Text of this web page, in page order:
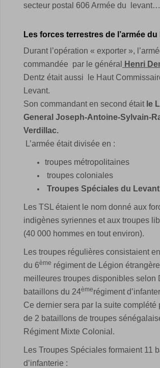
secteur postal 606 Armée du levant…
Les forces terrestres de l’armée
Durant l’opération « exporter »,
commandée par le général
Henri
Dentz était aussi le Haut
Levant.
Son commandant en second était le
General Joseph-Antoine-Sylvain-
Verdillac.
L’armée était divisée en :
troupes métropolitaines
troupes coloniales
Troupes Spéciales du
Les TSL étaient le nom donné aux
indigènes syriennes et aux troupes
(40 000 hommes en tout environ).
Les troupes régulières consistaient
du 6ème régiment de Légion
meilleures troupes disponibles selon
bataillons du 24èmerégiment
Ce dernier sera par la suite complété
de 2 bataillons de troupes
Régiment Mixte Colonial.
Les Troupes Spéciales formaient 11
d’infanterie :